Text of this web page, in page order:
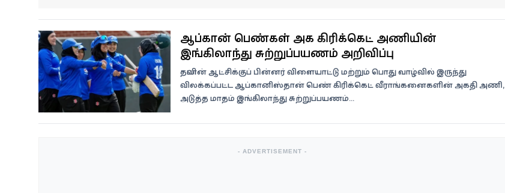
கட்டுரை
வெப்ஸ்டோரி
தமிழ்
ஆப்கான் பெண்கள் அகதி கிரிக்கெட் அணியின்
இங்கிலாந்து சுற்றுப்பயணம் அறிவிப்பு
தலிபான் ஆட்சிக்குப் பின்னர் விளையாட்டு மற்றும் பொது வாழ்வில் இருந்து
விலக்கப்பட்ட ஆப்கானிஸ்தான் பெண் கிரிக்கெட் வீராங்கனைகளின் அகதி அணி,
அடுத்த மாதம் இங்கிலாந்து சுற்றுப்பயணம்...
- ADVERTISEMENT -